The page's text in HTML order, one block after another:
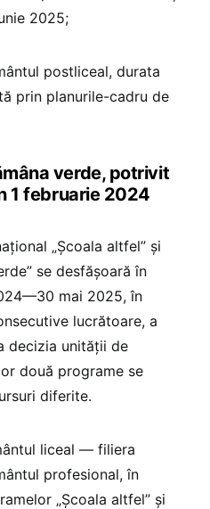
2025;
postliceal, durata
prin planurile-cadru de
verde, potrivit
1 februarie 2024
„Școala altfel” și
se desfășoară în
mai 2025, în
lucrătoare, a
decizia unității de
două programe se
diferite.
liceal — filiera
profesional, în
„Școala altfel” și